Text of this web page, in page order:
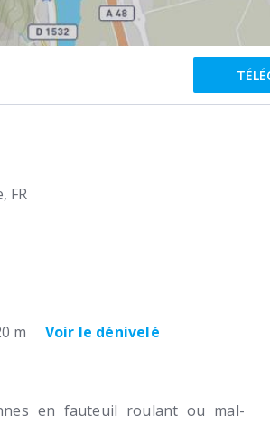
FR
m Voir le dénivelé
en fauteuil roulant ou mal-